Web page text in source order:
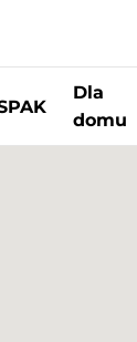
Dla
domu